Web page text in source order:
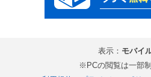
表示： モバイ
※PCの閲覧は一部